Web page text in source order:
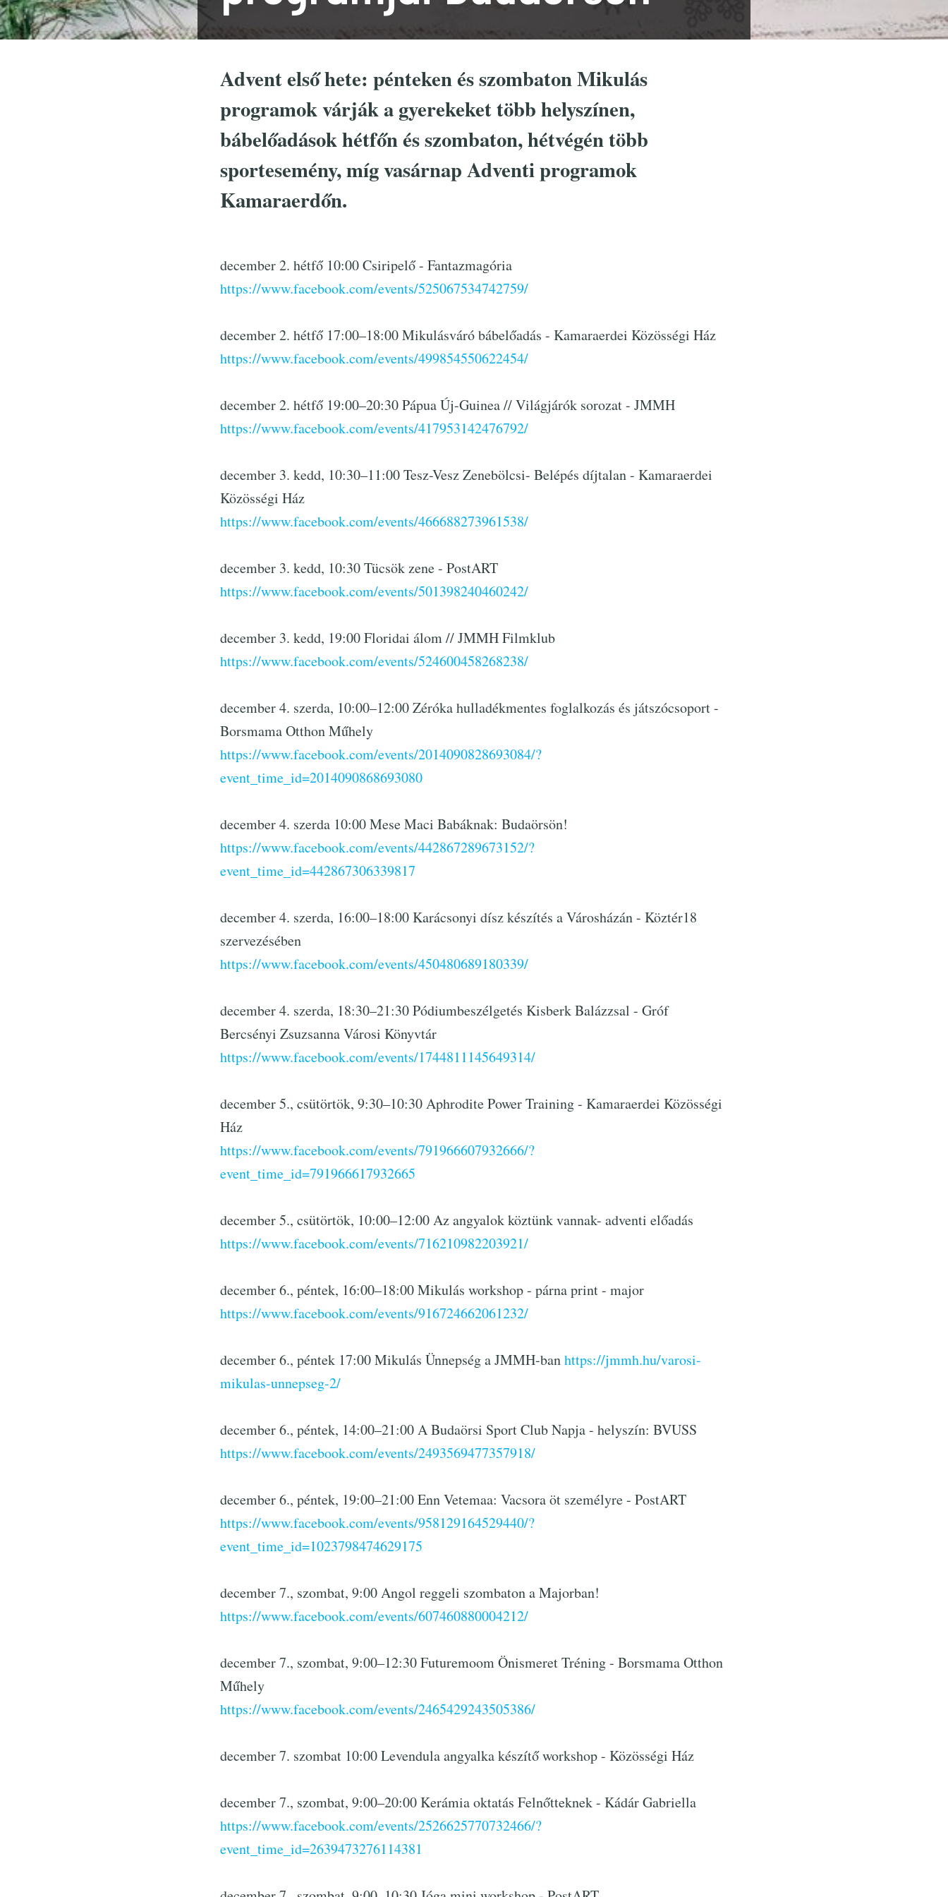
Advent első hete: pénteken és szombaton Mikulás
programok várják a gyerekeket több helyszínen,
bábelőadások hétfőn és szombaton, hétvégén több
sportesemény, míg vasárnap Adventi programok
Kamaraerdőn.
december 2. hétfő 10:00 Csiripelő - Fantazmagória
https://www.facebook.com/events/525067534742759/
december 2. hétfő 17:00–18:00 Mikulásváró bábelőadás - Kamaraerdei Közösségi Ház
https://www.facebook.com/events/499854550622454/
december 2. hétfő 19:00–20:30 Pápua Új-Guinea // Világjárók sorozat - JMMH
https://www.facebook.com/events/417953142476792/
december 3. kedd, 10:30–11:00 Tesz-Vesz Zenebölcsi- Belépés díjtalan - Kamaraerdei
Közösségi Ház
https://www.facebook.com/events/466688273961538/
december 3. kedd, 10:30 Tücsök zene - PostART
https://www.facebook.com/events/501398240460242/
december 3. kedd, 19:00 Floridai álom // JMMH Filmklub
https://www.facebook.com/events/524600458268238/
december 4. szerda, 10:00–12:00 Zéróka hulladékmentes foglalkozás és játszócsoport -
Borsmama Otthon Műhely
https://www.facebook.com/events/2014090828693084/?
event_time_id=2014090868693080
december 4. szerda 10:00 Mese Maci Babáknak: Budaörsön!
https://www.facebook.com/events/442867289673152/?
event_time_id=442867306339817
december 4. szerda, 16:00–18:00 Karácsonyi dísz készítés a Városházán - Köztér18
szervezésében
https://www.facebook.com/events/450480689180339/
december 4. szerda, 18:30–21:30 Pódiumbeszélgetés Kisberk Balázzsal - Gróf
Bercsényi Zsuzsanna Városi Könyvtár
https://www.facebook.com/events/1744811145649314/
december 5., csütörtök, 9:30–10:30 Aphrodite Power Training - Kamaraerdei Közösségi
Ház
https://www.facebook.com/events/791966607932666/?
event_time_id=791966617932665
december 5., csütörtök, 10:00–12:00 Az angyalok köztünk vannak- adventi előadás
https://www.facebook.com/events/716210982203921/
december 6., péntek, 16:00–18:00 Mikulás workshop - párna print - major
https://www.facebook.com/events/916724662061232/
december 6., péntek 17:00 Mikulás Ünnepség a JMMH-banhttps://jmmh.hu/varosi-
mikulas-unnepseg-2/
december 6., péntek, 14:00–21:00 A Budaörsi Sport Club Napja - helyszín: BVUSS
https://www.facebook.com/events/2493569477357918/
december 6., péntek, 19:00–21:00 Enn Vetemaa: Vacsora öt személyre - PostART
https://www.facebook.com/events/958129164529440/?
event_time_id=1023798474629175
december 7., szombat, 9:00 Angol reggeli szombaton a Majorban!
https://www.facebook.com/events/607460880004212/
december 7., szombat, 9:00–12:30 Futuremoom Önismeret Tréning - Borsmama Otthon
Műhely
https://www.facebook.com/events/2465429243505386/
december 7. szombat 10:00 Levendula angyalka készítő workshop - Közösségi Ház
december 7., szombat, 9:00–20:00 Kerámia oktatás Felnőtteknek - Kádár Gabriella
https://www.facebook.com/events/2526625770732466/?
event_time_id=2639473276114381